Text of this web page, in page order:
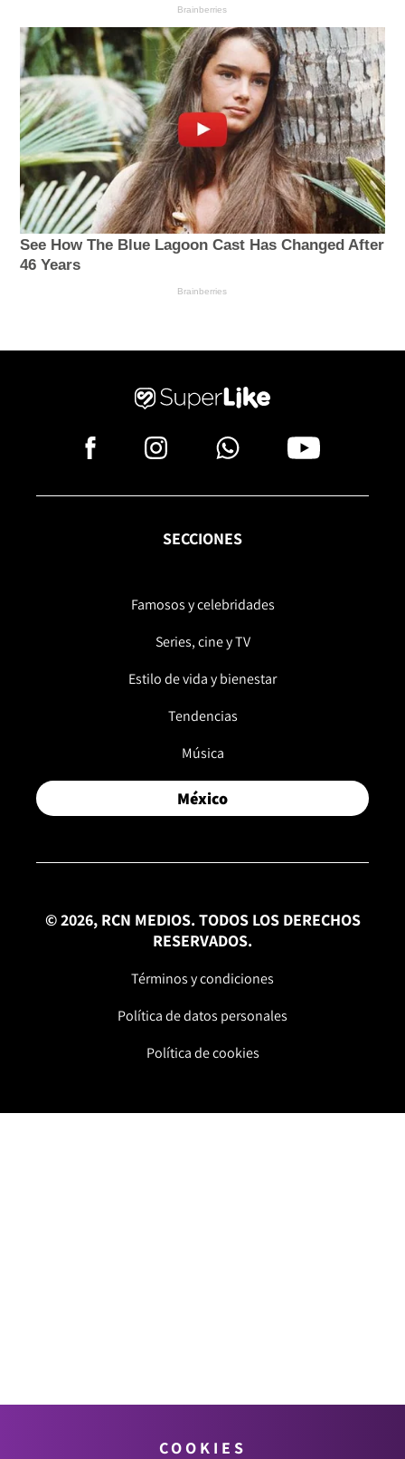
SECCIONES
Famosos y celebridades
Series, cine y TV
Estilo de vida y bienestar
Tendencias
Música
México
© 2026, RCN MEDIOS. TODOS LOS DERECHOS
RESERVADOS.
Términos y condiciones
Política de datos personales
Política de cookies
COOKIES